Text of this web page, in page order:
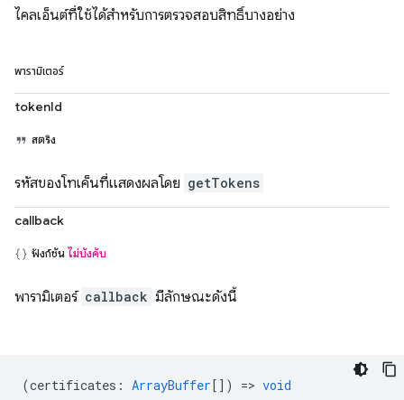
ไคลเอ็นต์ที่ใช้ได้สำหรับการตรวจสอบสิทธิ์บางอย่าง
พารามิเตอร์
tokenId
สตริง
รหัสของโทเค็นที่แสดงผลโดย getTokens
callback
ฟังก์ชัน ไม่บังคับ
พารามิเตอร์ callback มีลักษณะดังนี้
(certificates : ArrayBuffer[]) => void